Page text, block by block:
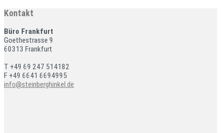
Kontakt
Büro Frankfurt
Goethestrasse 9
60313 Frankfurt
T +49 69 247 514182
F +49 6641 6694995
info@steinberghinkel.de